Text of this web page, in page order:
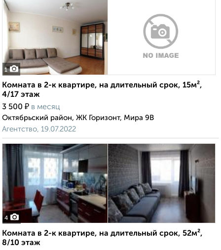
1
Комната в 2-к квартире, на длительный срок, 15м²,
4/17 этаж
3 500 ₽ в месяц
Октябрьский район, ЖК Горизонт, Мира 9В
Агентство, 19.07.2022
4
Комната в 2-к квартире, на длительный срок, 52м²,
8/10 этаж